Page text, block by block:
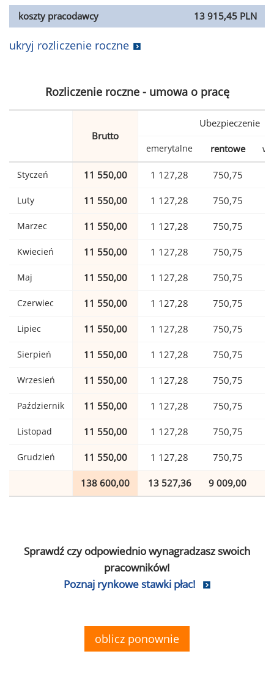
koszty pracodawcy
13 915,45 PLN
ukryj rozliczenie roczne
Rozliczenie roczne - umowa o pracę
Brutto
Ubezpieczenie
emerytalne rentowe
Styczeń 11 550,00 1 127,28 750,75
Luty 11 550,00 1 127,28 750,75
Marzec 11 550,00 1 127,28 750,75
Kwiecień 11 550,00 1 127,28 750,75
Maj 11 550,00 1 127,28 750,75
Czerwiec 11 550,00 1 127,28 750,75
Lipiec 11 550,00 1 127,28 750,75
Sierpień 11 550,00 1 127,28 750,75
Wrzesień 11 550,00 1 127,28 750,75
Październik 11 550,00 1 127,28 750,75
Listopad 11 550,00 1 127,28 750,75
Grudzień 11 550,00 1 127,28 750,75
138 600,00 13 527,36 9 009,00
Sprawdź czy odpowiednio wynagradzasz swoich
pracowników!
Poznaj rynkowe stawki płac!
oblicz ponownie